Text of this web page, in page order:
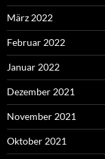
März 2022
Februar 2022
Januar 2022
Dezember 2021
November 2021
Oktober 2021